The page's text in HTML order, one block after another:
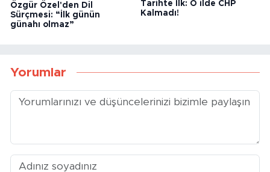
Özgür Özel'den Dil
Sürçmesi: “İlk günün
günahı olmaz”
Tarihte İlk: O ilde CHP
Kalmadı!
Yorumlar